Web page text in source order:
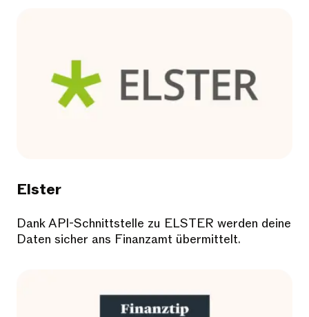
Elster
Dank API-Schnittstelle zu ELSTER werden deine
Daten sicher ans Finanzamt übermittelt.